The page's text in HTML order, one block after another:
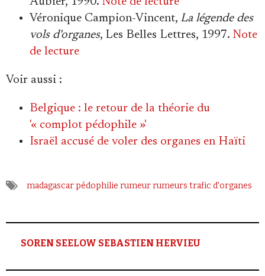
Véronique Campion-Vincent, La légende des
vols d'organes, Les Belles Lettres, 1997. Note
de lecture
Voir aussi :
Belgique : le retour de la théorie du
'« complot pédophile »'
Israël accusé de voler des organes en Haïti
madagascarpédophilie rumeurrumeurs trafic d'organes
SOREN SEELOW SEBASTIEN HERVIEU